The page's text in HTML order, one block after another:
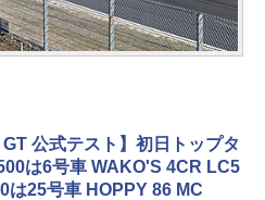
GT 公式テスト】初日トップタ
は6号車 WAKO'S 4CR LC5
は25号車 HOPPY 86 MC